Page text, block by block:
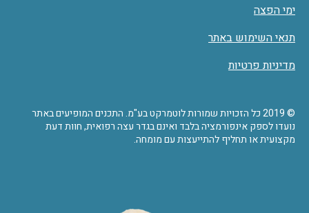
ימי הפצה
תנאי השימוש באתר
מדיניות פרטיות
© 2019 כל הזכויות שמורות לוטמרקט בע"מ. התכנים המופיעים באתר
נועדו לספק אינפורמציה בלבד ואינם בגדר עצה רפואית, חוות דעת
מקצועית או תחליף להתייעצות עם מומחה.